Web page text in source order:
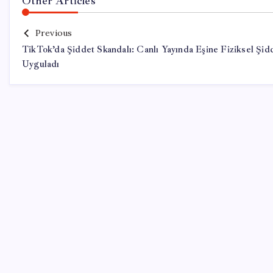
Previous
TikTok’da Şiddet Skandalı: Canlı Yayında Eşine Fiziksel
Uyguladı